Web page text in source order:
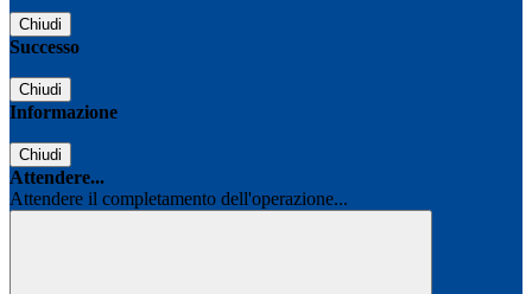
Chiudi
Successo
Chiudi
Informazione
Chiudi
Attendere...
Attendere il completamento dell'operazione...